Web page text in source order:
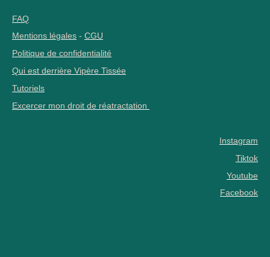
FAQ
Mentions légales - CGU
Politique de confidentialité
Qui est derrière Vipère Tissée
Tutoriels
Excercer mon droit de réatractation
Instagram
Tiktok
Youtube
Facebook